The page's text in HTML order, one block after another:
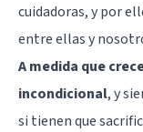
cuidadoras, y por
entre ellas y
A medida que
incondicional, y
si tienen que